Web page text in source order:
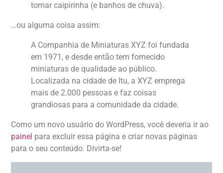
tomar caipirinha (e banhos de chuva).
…ou alguma coisa assim:
A Companhia de Miniaturas XYZ foi fundada
em 1971, e desde então tem fornecido
miniaturas de qualidade ao público.
Localizada na cidade de Itu, a XYZ emprega
mais de 2.000 pessoas e faz coisas
grandiosas para a comunidade da cidade.
Como um novo usuário do WordPress, você deveria ir ao
painel para excluir essa página e criar novas páginas
para o seu conteúdo. Divirta-se!